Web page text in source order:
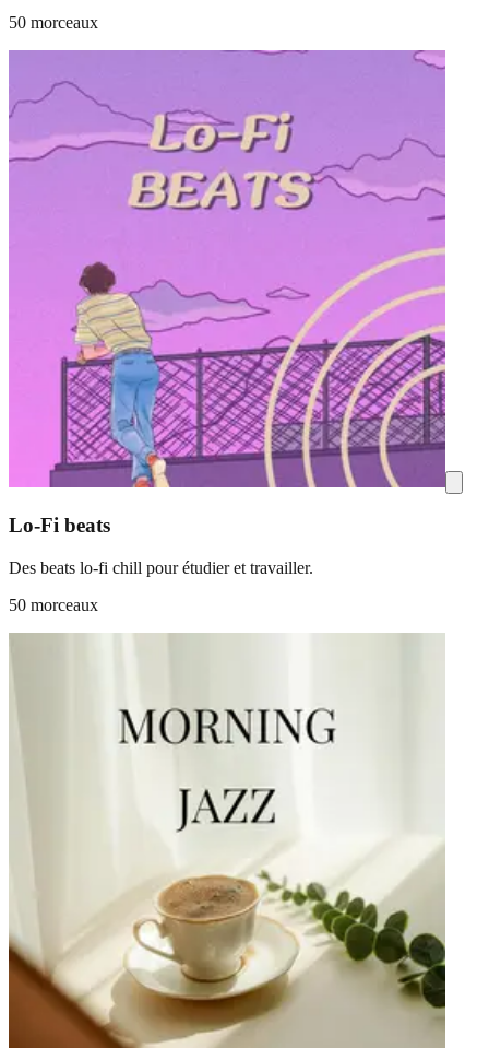
50 morceaux
Lo-Fi beats
Des beats lo-fi chill pour étudier et travailler.
50 morceaux